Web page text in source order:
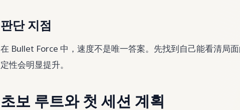
판단 지점
在 Bullet Force 中，速度不是唯一答案。先找到自己能看清局
定性会明显提升。
초보 루트와 첫 세션 계획